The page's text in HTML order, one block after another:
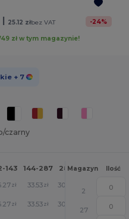
| 25.12 złbez VAT -24%
zł w tym magazynie!
+ 7
czarny
143 144-287 288 + Więcej
Magazyn Ilość
zł 33.53zł 30.90
2
zł 33.53zł 30.90
27